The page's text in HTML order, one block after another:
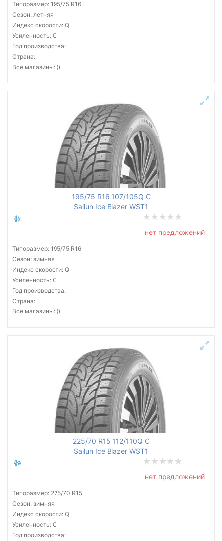
Типоразмер: 195/75 R16
Сезон: летняя
Индекс скорости: Q
Усиленность: C
Год производства:
Страна:
Все магазины: ()
195/75 R16 107/105Q C
Sailun Ice Blazer WST1
нет предложений
Типоразмер: 195/75 R16
Сезон: зимняя
Индекс скорости: Q
Усиленность: C
Год производства:
Страна:
Все магазины: ()
225/70 R15 112/110Q C
Sailun Ice Blazer WST1
нет предложений
Типоразмер: 225/70 R15
Сезон: зимняя
Индекс скорости: Q
Усиленность: C
Год производства:
Сбросить